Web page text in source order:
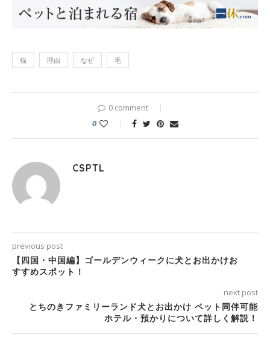
猫 理由 なぜ 毛
0 comment
0
CSPTL
previous post
【四国・中国編】ゴールデンウィークに犬とお出かけお
すすめスポット！
next post
とちのきファミリーランド犬とお出かけ ペット同伴可能
ホテル・預かりについて詳しく解説！